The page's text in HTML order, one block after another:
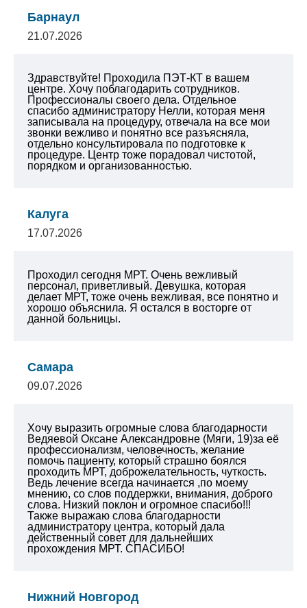
Барнаул
21.07.2026
Здравствуйте! Проходила ПЭТ-КТ в вашем
центре. Хочу поблагодарить сотрудников.
Профессионалы своего дела. Отдельное
спасибо администратору Нелли, которая меня
записывала на процедуру, отвечала на все мои
звонки вежливо и понятно все разъясняла,
отдельно консультировала по подготовке к
процедуре. Центр тоже порадовал чистотой,
порядком и организованностью.
Калуга
17.07.2026
Проходил сегодня МРТ. Очень вежливый
персонал, приветливый. Девушка, которая
делает МРТ, тоже очень вежливая, все понятно и
хорошо объяснила. Я остался в восторге от
данной больницы.
Самара
09.07.2026
Хочу выразить огромные слова благодарности
Ведяевой Оксане Александровне (Мяги, 19)за её
профессионализм, человечность, желание
помочь пациенту, который страшно боялся
проходить МРТ, доброжелательность, чуткость.
Ведь лечение всегда начинается ,по моему
мнению, со слов поддержки, внимания, доброго
слова. Низкий поклон и огромное спасибо!!!
Также выражаю слова благодарности
администратору центра, который дала
действенный совет для дальнейших
прохождения МРТ. СПАСИБО!
Нижний Новгород